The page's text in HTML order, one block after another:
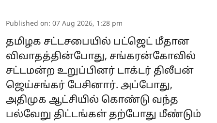
Published on: 07 Aug 2026, 1:28 pm
தமிழக சட்டசபையில் பட்ஜெட் மீதான
விவாதத்தின்போது, சங்கரன்கோவில்
சட்டமன்ற உறுப்பினர் டாக்டர் திலீபன்
ஜெய்சங்கர் பேசினார். அப்போது,
அதிமுக ஆட்சியில் கொண்டு வந்த
பல்வேறு திட்டங்கள் தற்போது மீண்டும்